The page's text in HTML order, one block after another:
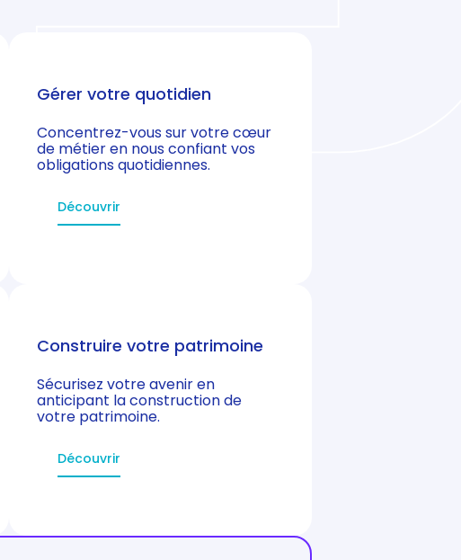
Gérer votre quotidien
Concentrez-vous sur votre cœur
de métier en nous confiant vos
obligations quotidiennes.
Découvrir
Construire votre patrimoine
Sécurisez votre avenir en
anticipant la construction de
votre patrimoine.
Découvrir